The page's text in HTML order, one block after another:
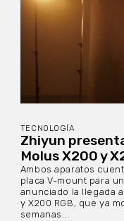
TECNOLOGÍA
Zhiyun
Molus X200 y
Ambos aparatos
placa V-mount para
anunciado la llegada
y X200 RGB, que ya
semanas...